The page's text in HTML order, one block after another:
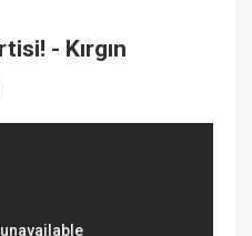
- Kırgın